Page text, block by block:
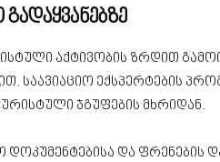
აქტივობის ზრდით
საავიაციო ექსპერტების
ჯგუფების მხრიდან.
და ფრენების